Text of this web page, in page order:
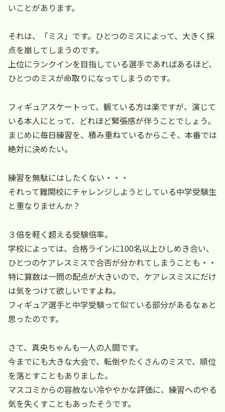
いことがあります。
それは、「ミス」です。ひとつのミスによって、大きく採
点を崩してしまうのです。
上位にランクインを目指している選手であればあるほど、
ひとつのミスが命取りになってしまうのです。
フィギュアスケートって、観ている方は楽ですが、演じて
いる本人にとって、どれほど緊張感が伴うことでしょう。
まじめに毎日練習を、積み重ねているからこそ、本番では
絶対に決めたい。
練習を無駄にはしたくない・・・
それって難関校にチャレンジしようとしている中学受験生
と重なりませんか？
３倍を軽く超える受験倍率。
学校によっては、合格ラインに100名以上ひしめき合い、
ひとつのケアレスミスで合否が分かれてしまうことも・・
特に算数は一問の配点が大きいので、ケアレスミスにだけ
は気をつけて欲しいですよね。
フィギュア選手と中学受験って似ている部分があるなぁと
思ったのです。
さて、真央ちゃんも一人の人間です。
今までにも大きな大会で、転倒やたくさんのミスで、順位
を落とすこともありました。
マスコミからの容赦ない冷ややかな評価に、練習へのやる
気を失くすこともあったそうです。